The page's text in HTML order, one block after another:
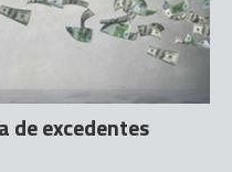
de excedentes